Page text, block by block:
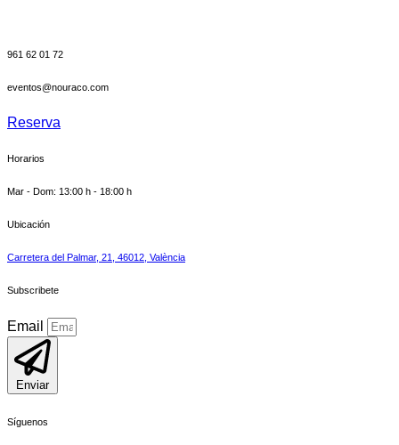
961 62 01 72
eventos@nouraco.com
Reserva
Horarios
Mar - Dom: 13:00 h - 18:00 h
Ubicación
Carretera del Palmar, 21, 46012, València
Subscribete
Email
Enviar
Síguenos